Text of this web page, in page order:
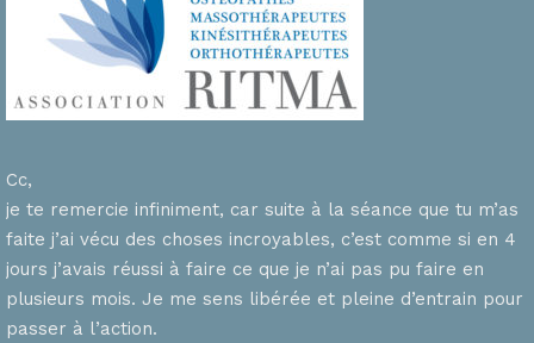
Cc,
je te remercie infiniment, car suite à la séance que tu m’as
faite j’ai vécu des choses incroyables, c’est comme si en 4
jours j’avais réussi à faire ce que je n’ai pas pu faire en
plusieurs mois. Je me sens libérée et pleine d’entrain pour
passer à l’action.